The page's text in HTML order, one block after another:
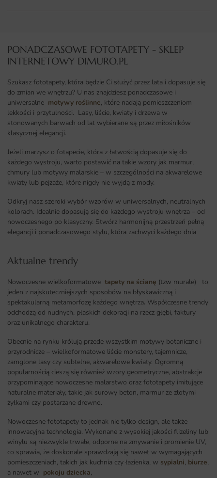
PONADCZASOWE FOTOTAPETY - SKLEP
INTERNETOWY DIMURO.PL​
Szukasz fototapety, która będzie Ci służyć przez lata i dopasuje się
do zmian we wnętrzu? U nas znajdziesz ponadczasowe i
uniwersalne motywy roślinne, które nadają pomieszczeniom
lekkości i przytulności. Lasy, liście, kwiaty i drzewa w
stonowanych barwach od lat wybierane są przez miłośników
klasycznej elegancji.
Jeżeli marzysz o fotapecie, która z łatwością dopasuje się do
każdego wystroju, warto postawić na takie wzory jak marmur,
chmury lub motywy malarskie – w szczególności na akwarelowe
kwiaty lub pejzaże, które nigdy nie wyjdą z mody.
Odkryj nasz szeroki wybór wzorów w uniwersalnych, neutralnych
kolorach. Idealnie dopasują się do każdego wystroju wnętrza – od
nowoczesnego po klasyczny. Stwórz harmonijną przestrzeń pełną
elegancji i ponadczasowego stylu, która zachwyci każdego dnia
Aktualne trendy​
Nowoczesne wielkoformatowe tapety na ścianę (tzw murale) to
jeden z najskuteczniejszych sposobów na błyskawiczną i
spektakularną metamorfozę każdego wnętrza. Współczesne trendy
odchodzą od nudnych, płaskich dekoracji na rzecz głębi, faktury
oraz unikalnego charakteru.
Obecnie na rynku królują przede wszystkim motywy botaniczne i
przyrodnicze – wielkoformatowe liście monstery, tajemnicze,
zamglone lasy czy subtelne, akwarelowe kwiaty. Ogromną
popularnością cieszą się również wzory geometryczne, abstrakcje
przypominające nowoczesne malarstwo oraz fototapety imitujące
naturalne materiały, takie jak surowy beton, marmur ze złotymi
żyłkami czy postarzane drewno.
Nowoczesne fototapety to jednak nie tylko design, ale także
innowacyjna technologia. Wykonane z wysokiej jakości flizeliny lub
winylu są niezwykle trwałe, odporne na zmywanie i promienie UV,
co sprawia, że doskonale sprawdzają się nawet w wymagających
pomieszczeniach, takich jak kuchnia czy łazienka, w sypialni, biurze,
a nawet w pokoju dziecka,